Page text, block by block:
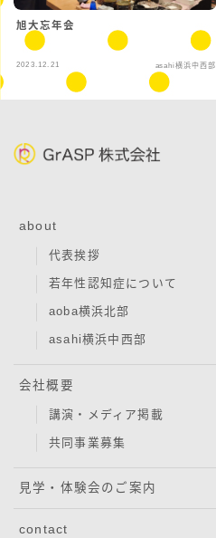
旭大忘年会
2023.12.21 asahi横浜中西部
about
代表挨拶
若年性認知症について
aoba横浜北部
asahi横浜中西部
会社概要
講演・メディア掲載
共同事業募集
見学・体験会のご案内
contact